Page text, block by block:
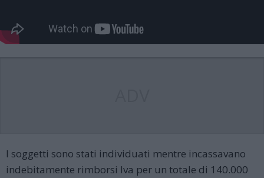
I soggetti sono stati individuati mentre incassavano
indebitamente rimborsi Iva per un totale di 140.000